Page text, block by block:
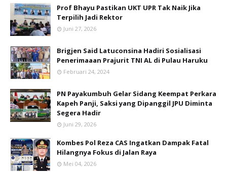
Prof Bhayu Pastikan UKT UPR Tak Naik Jika
Terpilih Jadi Rektor
Juni 27, 2026
Brigjen Said Latuconsina Hadiri Sosialisasi
Penerimaaan Prajurit TNI AL di Pulau Haruku
Februari 24, 2024
PN Payakumbuh Gelar Sidang Keempat Perkara
Kapeh Panji, Saksi yang Dipanggil JPU Diminta
Segera Hadir
Juni 29, 2026
Kombes Pol Reza CAS Ingatkan Dampak Fatal
Hilangnya Fokus di Jalan Raya
Mei 04, 2026